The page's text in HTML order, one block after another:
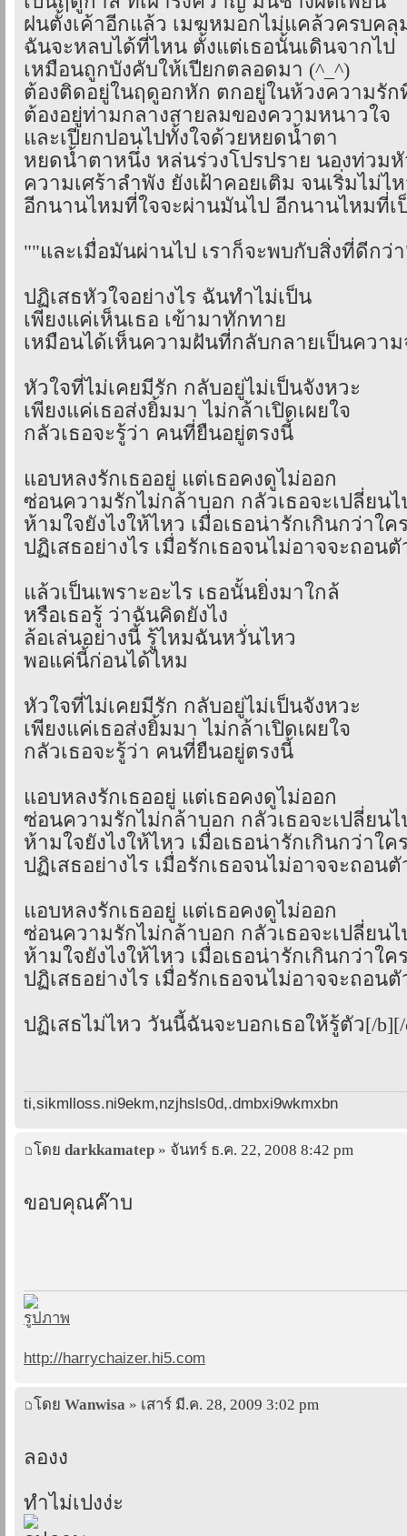
ฝนตั้งเค้าอีกแล้ว เมฆหมอกไม่แคล้วครบคลุ
ฉันจะหลบได้ที่ไหน ตั้งแต่เธอนั้นเดินจากไป
เหมือนถูกบังคับให้เปียกตลอดมา (^_^)
ต้องติดอยู่ในฤดูอกหัก ตกอยู่ในห้วงความรัก
ต้องอยู่ท่ามกลางสายลมของความหนาวใจ
และเปียกปอนไปทั้งใจด้วยหยดน้ำตา
หยดน้ำตาหนึ่ง หล่นร่วงโปรปราย นองท่วมหั
ความเศร้าลำพัง ยังเฝ้าคอยเติม จนเริ่มไม่ไ
อีกนานไหมที่ใจจะผ่านมันไป อีกนานไหมที่เ
""และเมื่อมันผ่านไป เราก็จะพบกับสิ่งที่ดีกว่
ปฏิเสธหัวใจอย่างไร ฉันทำไม่เป็น
เพียงแค่เห็นเธอ เข้ามาทักทาย
เหมือนได้เห็นความฝันที่กลับกลายเป็นความ
หัวใจที่ไม่เคยมีรัก กลับอยู่ไม่เป็นจังหวะ
เพียงแค่เธอส่งยิ้มมา ไม่กล้าเปิดเผยใจ
กลัวเธอจะรู้ว่า คนที่ยืนอยู่ตรงนี้
แอบหลงรักเธออยู่ แต่เธอคงดูไม่ออก
ซ่อนความรักไม่กล้าบอก กลัวเธอจะเปลี่ยนไ
ห้ามใจยังไงให้ไหว เมื่อเธอน่ารักเกินกว่าใค
ปฏิเสธอย่างไร เมื่อรักเธอจนไม่อาจจะถอนตั
แล้วเป็นเพราะอะไร เธอนั้นยิ่งมาใกล้
หรือเธอรู้ ว่าฉันคิดยังไง
ล้อเล่นอย่างนี้ รู้ไหมฉันหวั่นไหว
พอแค่นี้ก่อนได้ไหม
หัวใจที่ไม่เคยมีรัก กลับอยู่ไม่เป็นจังหวะ
เพียงแค่เธอส่งยิ้มมา ไม่กล้าเปิดเผยใจ
กลัวเธอจะรู้ว่า คนที่ยืนอยู่ตรงนี้
แอบหลงรักเธออยู่ แต่เธอคงดูไม่ออก
ซ่อนความรักไม่กล้าบอก กลัวเธอจะเปลี่ยนไ
ห้ามใจยังไงให้ไหว เมื่อเธอน่ารักเกินกว่าใค
ปฏิเสธอย่างไร เมื่อรักเธอจนไม่อาจจะถอนตั
แอบหลงรักเธออยู่ แต่เธอคงดูไม่ออก
ซ่อนความรักไม่กล้าบอก กลัวเธอจะเปลี่ยนไ
ห้ามใจยังไงให้ไหว เมื่อเธอน่ารักเกินกว่าใค
ปฏิเสธอย่างไร เมื่อรักเธอจนไม่อาจจะถอนตั
ปฏิเสธไม่ไหว วันนี้ฉันจะบอกเธอให้รู้ตัว[/b][/
ti,sikmlloss.ni9ekm,nzjhsls0d,.dmbxi9wkmxbn
โดย darkkamatep » จันทร์ ธ.ค. 22, 2008 8:42 pm
ขอบคุณค๊าบ
http://harrychaizer.hi5.com
โดย Wanwisa » เสาร์ มี.ค. 28, 2009 3:02 pm
ลองง
ทำไม่เปงง่ะ